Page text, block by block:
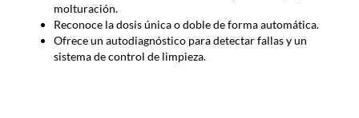
molturación.
Reconoce la dosis única o doble de forma automática.
Ofrece un autodiagnóstico para detectar fallas y un
sistema de control de limpieza.